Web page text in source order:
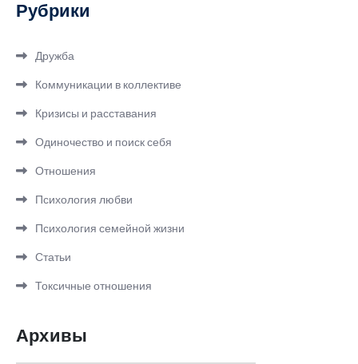
Рубрики
Дружба
Коммуникации в коллективе
Кризисы и расставания
Одиночество и поиск себя
Отношения
Психология любви
Психология семейной жизни
Статьи
Токсичные отношения
Архивы